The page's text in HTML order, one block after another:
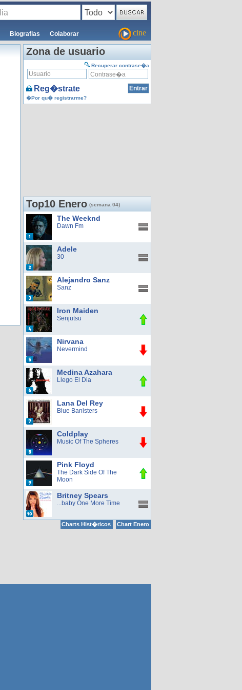
Biografias Colaborar cine
Zona de usuario
Recuperar contrase�a
Reg�strate
�Por qu� registrarme?
Top10 Enero (semana 04)
The Weeknd
Dawn Fm
Adele
30
Alejandro Sanz
Sanz
Iron Maiden
Senjutsu
Nirvana
Nevermind
Medina Azahara
Llego El Dia
Lana Del Rey
Blue Banisters
Coldplay
Music Of The Spheres
Pink Floyd
The Dark Side Of The
Moon
Britney Spears
...baby One More Time
Charts Hist�ricos Chart Enero